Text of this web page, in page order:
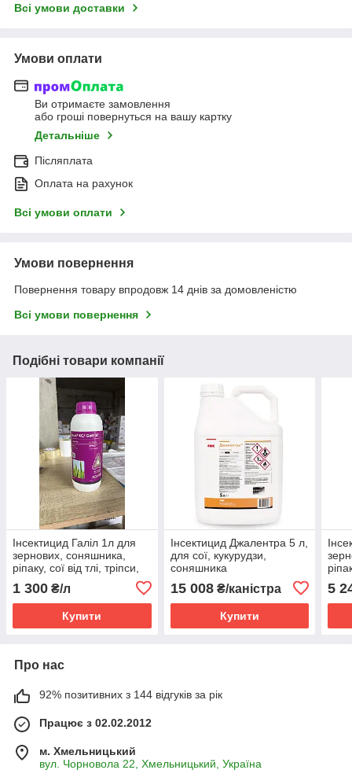
Всі умови доставки
Умови оплати
Ви отримаєте замовлення
або гроші повернуться на вашу картку
Детальніше
Післяплата
Оплата на рахунок
Всі умови оплати
Умови повернення
Повернення товару впродовж 14 днів за домовленістю
Всі умови повернення
Подібні товари компанії
Інсектицид Галіл 1л для
зернових, соняшника,
ріпаку, сої від тлі, тріпси,
квітоїда, совки, цибулевої
мухи, совки довгоносика
1 300 ₴/л
Купити
Інсектицид Джалентра 5 л,
для сої, кукурудзи,
соняшника
хлорантраніліпрол 106 г/л,
біфентрин 159 г/л
15 008₴/каністра
Купити
5
Про нас
92% позитивних з 144 відгуків за рік
Працює з 02.02.2012
м. Хмельницький
вул. Чорновола 22, Хмельницький, Україна